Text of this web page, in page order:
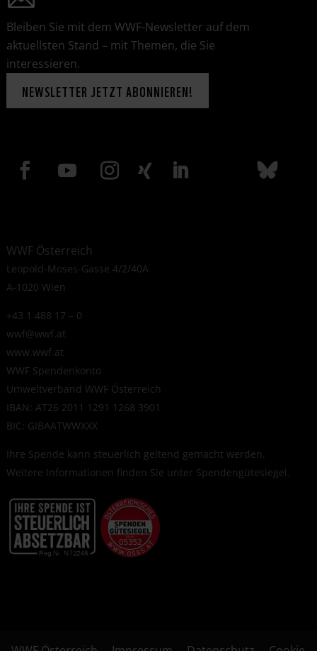
Bleiben Sie mit dem WWF-Newsletter auf dem
aktuellsten Stand – mit Themen, die Sie
interessieren.
NEWSLETTER JETZT ABONNIEREN!
WWF Österreich
Leopold-Moses-Gasse 4/2/40A
A-1020 Wien
+43 1 488 17 – 0
wwf@wwf.at
www.wwf.at
WWF Spendenkonto
Umweltverband WWF Österreich
IBAN: AT26 2011 1291 1268 3901
BIC: GIBAATWWXXX
Ihre Spende kann steuerlich geltend gemacht werden.
Weitere Informationen finden Sie unter Spendengütesiegel